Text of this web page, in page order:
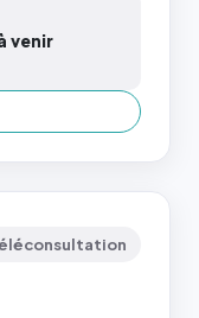
venir